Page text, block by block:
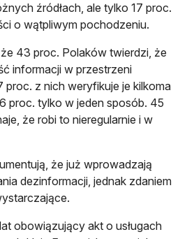
źródłach, ale tylko 17 proc.
o wątpliwym pochodzeniu.
43 proc. Polaków twierdzi, że
informacji w przestrzeni
z nich weryfikuje je kilkoma
proc. tylko w jeden sposób. 45
że robi to nieregularnie i w
że już wprowadzają
dezinformacji, jednak zdaniem
obowiązujący akt o usługach